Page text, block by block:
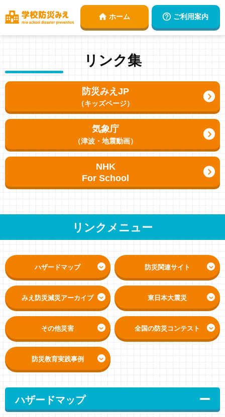
ホーム ご利用案内
リンク集
防災みえJP
（キッズページ）
気象庁
（津波・地震動画）
NHK
For School
リンクメニュー
ハザードマップ 防災関連サイト
みえ防災減災アーカイブ 東日本大震災
その他災害 全国の防災コンテスト
防災教育実践事例
ハザードマップ